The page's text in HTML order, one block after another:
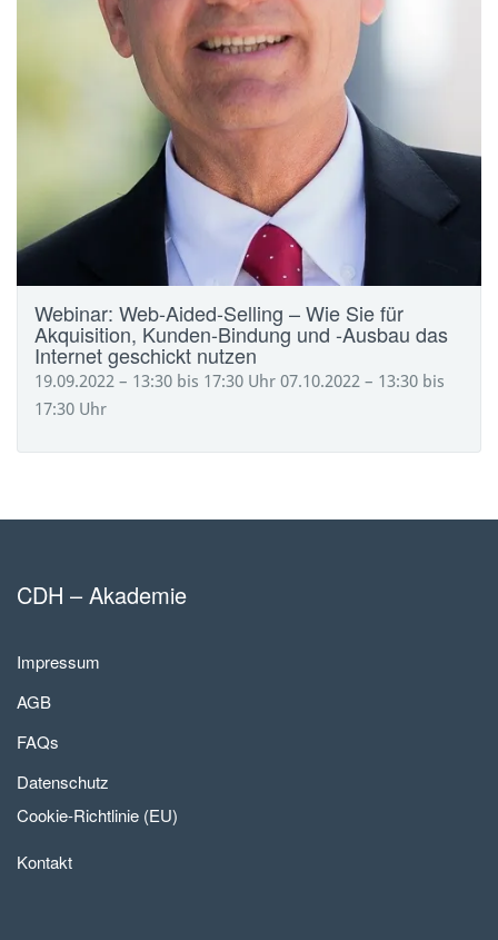
Webinar: Web-Aided-Selling – Wie Sie für
Akquisition, Kunden-Bindung und -Ausbau das
Internet geschickt nutzen
19.09.2022 – 13:30 bis 17:30 Uhr 07.10.2022 – 13:30 bis
17:30 Uhr
CDH – Akademie
Impressum
AGB
FAQs
Datenschutz
Cookie-Richtlinie (EU)
Kontakt